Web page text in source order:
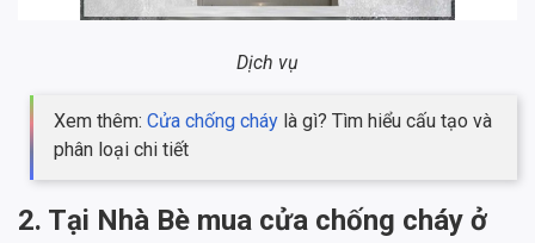
Dịch vụ
Xem thêm: Cửa chống cháy là gì? Tìm hiểu cấu tạo và
phân loại chi tiết
2. Tại Nhà Bè mua cửa chống cháy ở